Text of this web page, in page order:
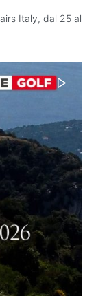
Italy, dal 25 al